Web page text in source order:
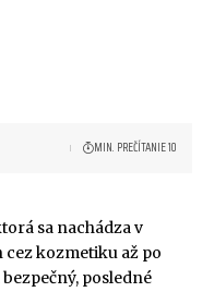
MIN. PREČÍTANIE 10
sa nachádza v
kozmetiku až po
posledné